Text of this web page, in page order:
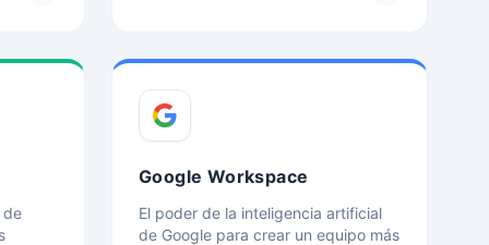
de
Google Workspace
El poder de la inteligencia artificial
de Google para crear un equipo más